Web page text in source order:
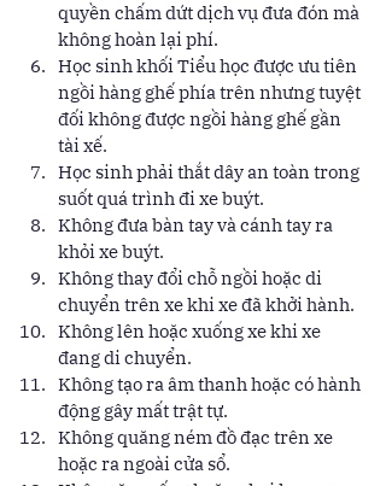
quyền chấm dứt dịch vụ đưa đón mà
không hoàn lại phí.
Học sinh khối Tiểu học được ưu tiên
ngồi hàng ghế phía trên nhưng tuyệt
đối không được ngồi hàng ghế gần
tài xế.
Học sinh phải thắt dây an toàn trong
suốt quá trình đi xe buýt.
Không đưa bàn tay và cánh tay ra
khỏi xe buýt.
Không thay đổi chỗ ngồi hoặc di
chuyển trên xe khi xe đã khởi hành.
Không lên hoặc xuống xe khi xe
đang di chuyển.
Không tạo ra âm thanh hoặc có hành
động gây mất trật tự.
Không quăng ném đồ đạc trên xe
hoặc ra ngoài cửa sổ.